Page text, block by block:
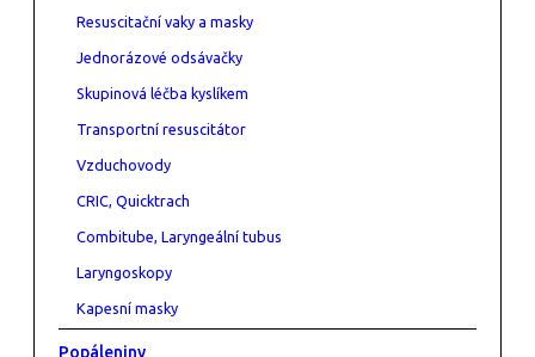
Resuscitační vaky a masky
Jednorázové odsávačky
Skupinová léčba kyslíkem
Transportní resuscitátor
Vzduchovody
CRIC, Quicktrach
Combitube, Laryngeální tubus
Laryngoskopy
Kapesní masky
Popáleniny